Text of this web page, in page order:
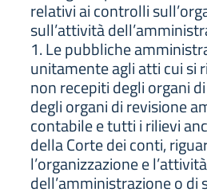
relativi ai controlli
sull’attività
1. Le pubbliche
unitamente agli atti cui si
non recepiti degli organi
degli organi di revisione
contabile e tutti i rilievi
della Corte dei conti,
l’organizzazione e l’attività
dell’amministrazione o di